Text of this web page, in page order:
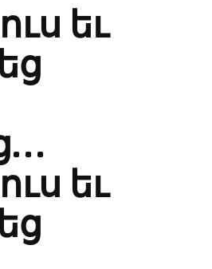
եւ
եւ